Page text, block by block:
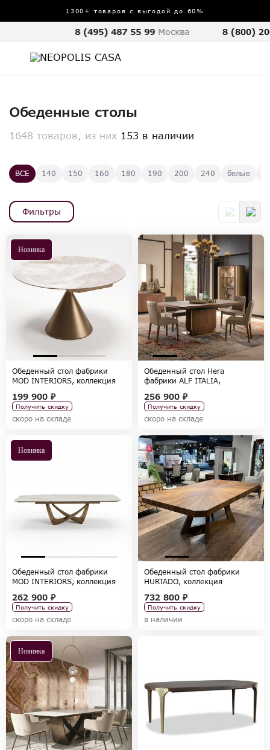
1300+ товаров с выгодой до 60%
8 (495) 487 55 99 Москва 8 (800)
Обеденные столы
1648 товаров, из них 153 в наличии
ВСЕ 140 150 160 180 190 200 240 белые
Фильтры
Новинка
Обеденный стол фабрики
MOD INTERIORS, коллекция
199 900 ₽
Получить скидку
скоро на складе
Обеденный стол Hera
фабрики ALF ITALIA,
256 900 ₽
Получить скидку
скоро на складе
Новинка
Обеденный стол фабрики
MOD INTERIORS, коллекция
262 900 ₽
Получить скидку
скоро на складе
Обеденный стол фабрики
HURTADO, коллекция
732 800 ₽
Получить скидку
в наличии
Новинка